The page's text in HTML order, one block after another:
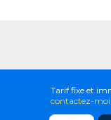
Tarif fixe et
contactez-